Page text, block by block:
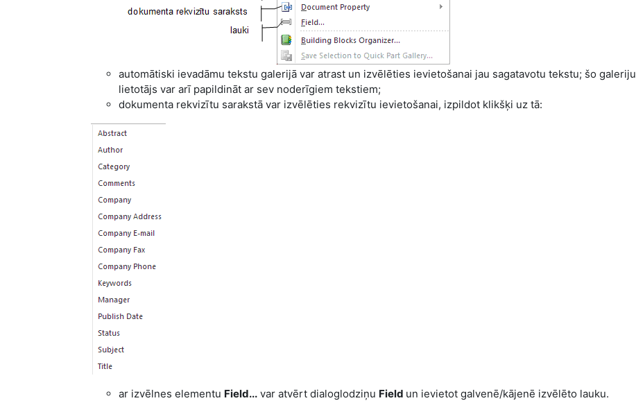
automātiski ievadāmu tekstu galerijā var atrast un izvēlēties ievietošanai jau sagatavotu tekstu; šo galeriju
lietotājs var arī papildināt ar sev noderīgiem tekstiem;
dokumenta rekvizītu sarakstā var izvēlēties rekvizītu ievietošanai, izpildot klikšķi uz tā:
ar izvēlnes elementu Field... var atvērt dialoglodziņu Field un ievietot galvenē/kājenē izvēlēto lauku.